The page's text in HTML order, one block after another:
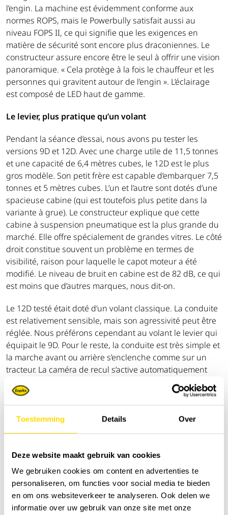
Toestemming Details Over
Deze website maakt gebruik van cookies
We gebruiken cookies om content en advertenties te
personaliseren, om functies voor social media te bieden
en om ons websiteverkeer te analyseren. Ook delen we
informatie over uw gebruik van onze site met onze
l’engin. La machine est évidemment conforme aux
normes ROPS, mais le Powerbully satisfait aussi au
niveau FOPS II, ce qui signifie que les exigences en
matière de sécurité sont encore plus draconiennes. Le
constructeur assure encore être le seul à offrir une vision
panoramique. « Cela protège à la fois le chauffeur et les
personnes qui gravitent autour de l’engin ». L’éclairage
est composé de LED haut de gamme.
Le levier, plus pratique qu’un volant
Pendant la séance d’essai, nous avons pu tester les
versions 9D et 12D. Avec une charge utile de 11,5 tonnes
et une capacité de 6,4 mètres cubes, le 12D est le plus
gros modèle. Son petit frère est capable d’embarquer 7,5
tonnes et 5 mètres cubes. L’un et l’autre sont dotés d’une
spacieuse cabine (qui est toutefois plus petite dans la
variante à grue). Le constructeur explique que cette
cabine à suspension pneumatique est la plus grande du
marché. Elle offre spécialement de grandes vitres. Le côté
droit constitue souvent un problème en termes de
visibilité, raison pour laquelle le capot moteur a été
modifié. Le niveau de bruit en cabine est de 82 dB, ce qui
est moins que d’autres marques, nous dit-on.
Le 12D testé était doté d’un volant classique. La conduite
est relativement sensible, mais son agressivité peut être
réglée. Nous préférons cependant au volant le levier qui
équipait le 9D. Pour le reste, la conduite est très simple et
la marche avant ou arrière s’enclenche comme sur un
tracteur. La caméra de recul s’active automatiquement
lorsque la marche arrière est mise. Lors de l’activation de
la benne, le régime moteur augmente immédiatement. Il
s’agit, là aussi, d’un paramètre réglable. Sur une aire de
test gorgée d’eau, nous nous sommes rendu compte que
l’engin traverse facilement les zones inondées, tout en
maximum.
Applications multiples
Nous n’avons pas pu tester la version châssis, mais son
comportement est en principe identique à celui de la